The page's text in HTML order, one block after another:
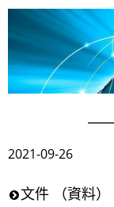
2021-09-26
文件 （資料